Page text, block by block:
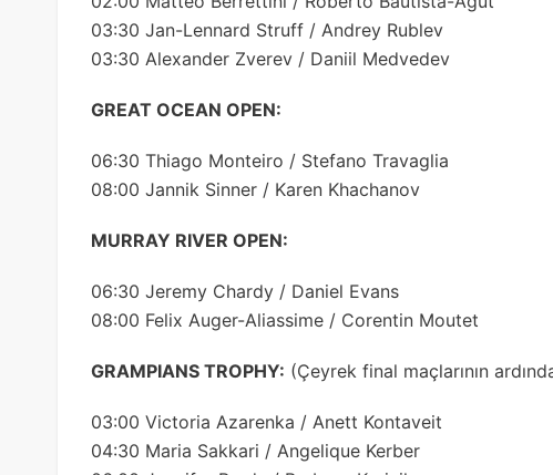
03:30 Jan-Lennard Struff / Andrey Rublev
03:30 Alexander Zverev / Daniil Medvedev
GREAT OCEAN OPEN:
06:30 Thiago Monteiro / Stefano Travaglia
08:00 Jannik Sinner / Karen Khachanov
MURRAY RIVER OPEN:
06:30 Jeremy Chardy / Daniel Evans
08:00 Felix Auger-Aliassime / Corentin Moutet
GRAMPIANS TROPHY: (Çeyrek final maçlarının
03:00 Victoria Azarenka / Anett Kontaveit
04:30 Maria Sakkari / Angelique Kerber